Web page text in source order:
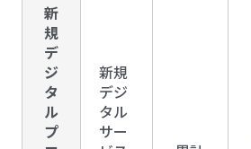
新
規
デ
ジ
タ
ル
プ
新規
デジ
タル
サー